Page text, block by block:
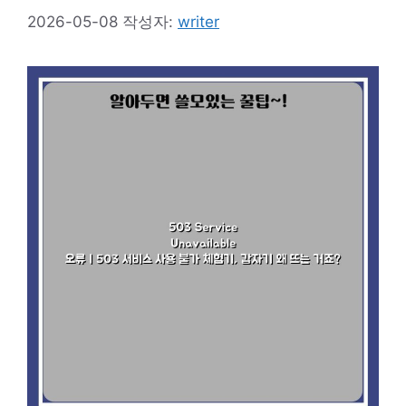
2026-05-08 작성자: writer